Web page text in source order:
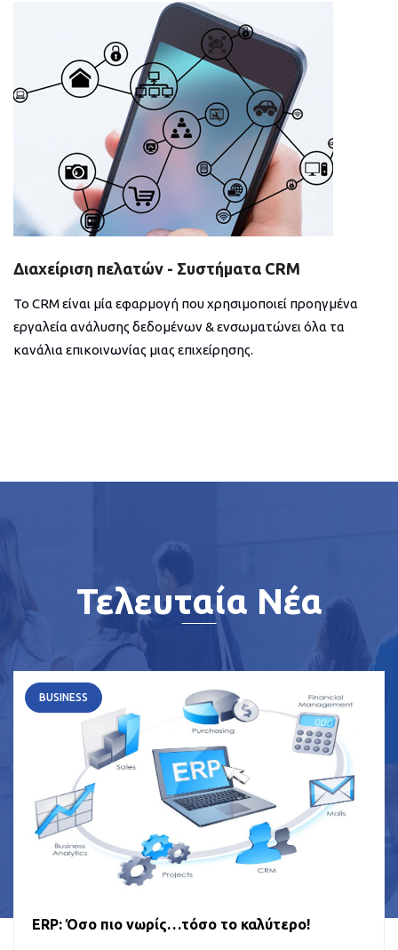
Διαχείριση πελατών - Συστήματα CRM
Το CRM είναι μία εφαρμογή που χρησιμοποιεί προηγμένα
εργαλεία ανάλυσης δεδομένων & ενσωματώνει όλα τα
κανάλια επικοινωνίας μιας επιχείρησης.
Τελευταία Νέα
BUSINESS
ERP: Όσο πιο νωρίς…τόσο το καλύτερο!